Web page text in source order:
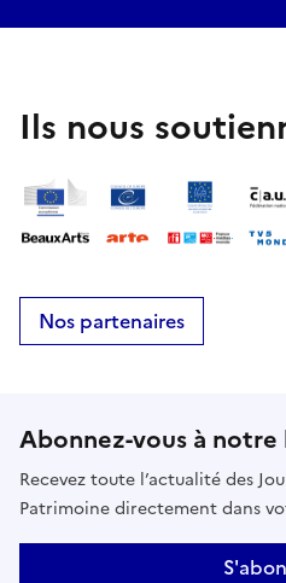
Ils nous
Nos partenaires
Abonnez-vous à
Recevez toute l’actualité des
Patrimoine directement dans